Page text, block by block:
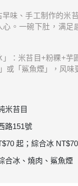
味、手工制作的米
。一碗下肚，满足
」：米苔目+粉粿+
或「鯊魚煙」，风味
米苔目
路151號
起；綜合冰
合冰、燒肉、鯊魚煙